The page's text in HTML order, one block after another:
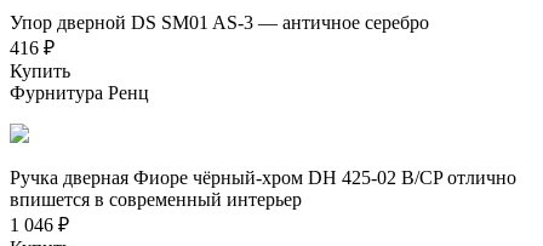
Упор дверной DS SM01 AS-3 — античное серебро
416 ₽
Купить
Фурнитура Ренц
Ручка дверная Фиоре чёрный-хром DH 425-02 B/CP отлично
впишется в современный интерьер
1 046 ₽